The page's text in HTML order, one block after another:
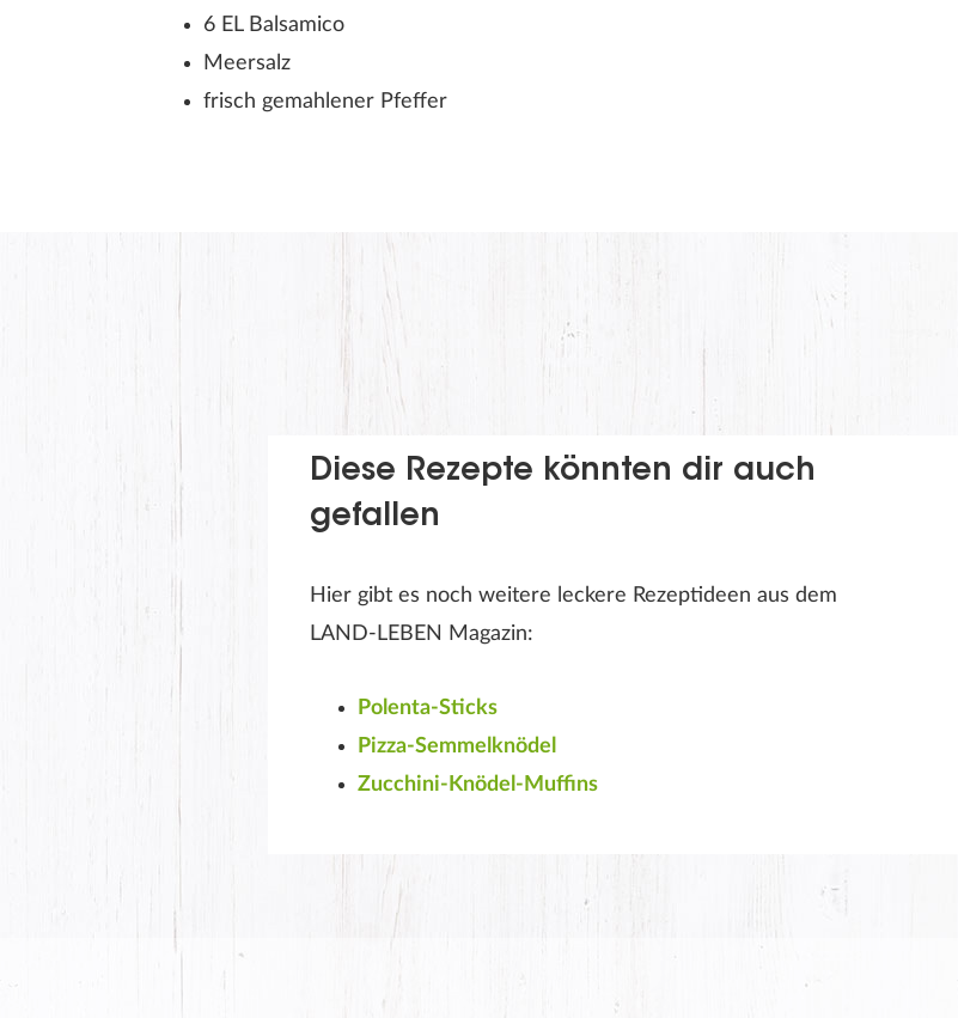
6 EL Balsamico
Meersalz
frisch gemahlener Pfeffer
Diese Rezepte könnten dir auch
gefallen
Hier gibt es noch weitere leckere Rezeptideen aus dem
LAND-LEBEN Magazin:
Polenta-Sticks
Pizza-Semmelknödel
Zucchini-Knödel-Muffins